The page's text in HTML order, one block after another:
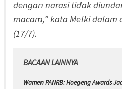
dengan narasi tidak
macam,” kata Melki dalam
(17/7).
BACAAN LAINNYA
Wamen PANRB: Hoegeng Awards